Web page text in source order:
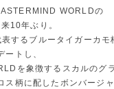
WORLDの
10年ぶり。
するブルータイガーカモ
ートし、
を象徴するスカルのグ
ス柄に配したボンバージ